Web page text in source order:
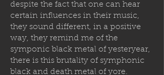
despite the fact that one can hear
certain influences in their music,
they sound different, in a positive
way, they remind me of the
symponic black metal of yesteryear,
there is this brutality of symphonic
black and death metal of yore.